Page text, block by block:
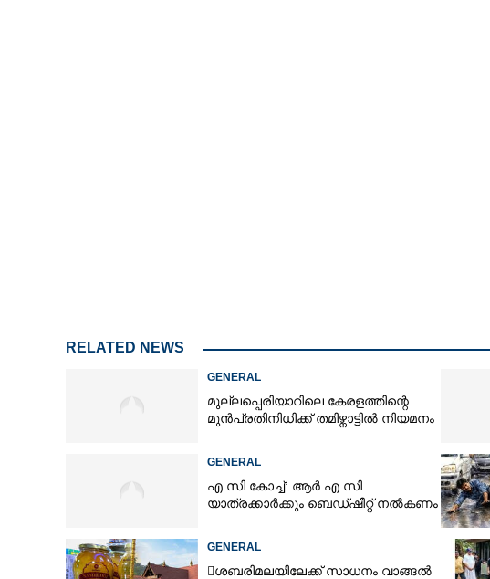
RELATED NEWS
GENERAL
മുല്ലപ്പെരിയാറിലെ കേരളത്തിന്റെ
മുൻപ്രതിനിധിക്ക് തമിഴ്നാട്ടിൽ നിയമനം
GENERAL
എ.സി കോച്ച്: ആർ.എ.സി
യാത്രക്കാർക്കും ബെഡ്ഷീറ്റ് നൽകണം
GENERAL
ശബരിമലയിലേക്ക് സാധനം വാങ്ങൽ
പി.പി. സുമനൻ ഓർമ്മയായി